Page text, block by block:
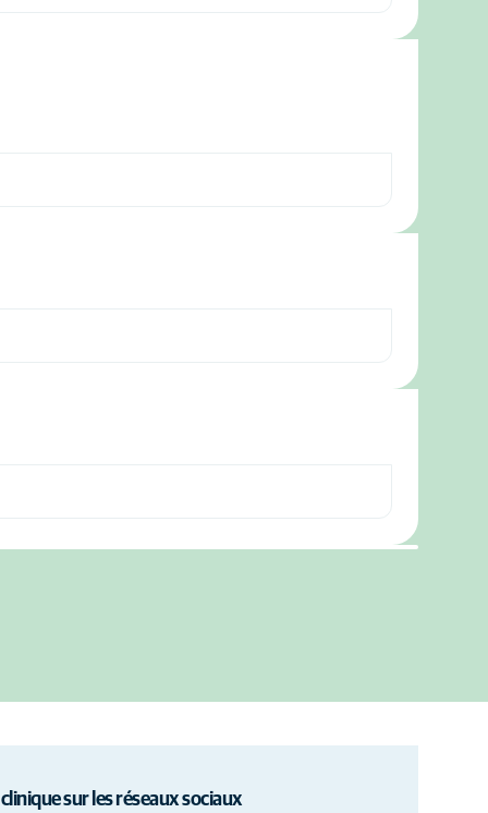
sur les réseaux sociaux